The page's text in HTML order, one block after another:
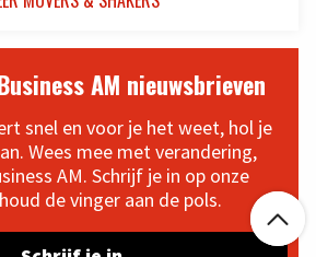
AM nieuwsbrieven
snel en voor je het weet, hol je
Wees mee met verandering,
AM. Schrijf je in op onze
de vinger aan de pols.
